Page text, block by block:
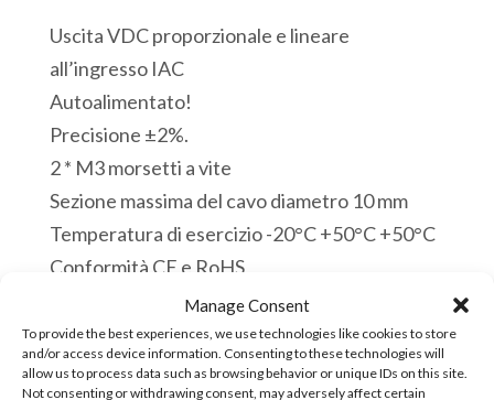
Manage Consent
To provide the best experiences, we use technologies like cookies to store
and/or access device information. Consenting to these technologies will
allow us to process data such as browsing behavior or unique IDs on this site.
Not consenting or withdrawing consent, may adversely affect certain
Uscita VDC proporzionale e lineare
all’ingresso IAC
Autoalimentato!
Precisione ±2%.
2 * M3 morsetti a vite
Sezione massima del cavo diametro 10 mm
Temperatura di esercizio -20°C +50°C +50°C
Conformità CE e RoHS
CT050v10
Trasduttore
Aggiungi al carrello